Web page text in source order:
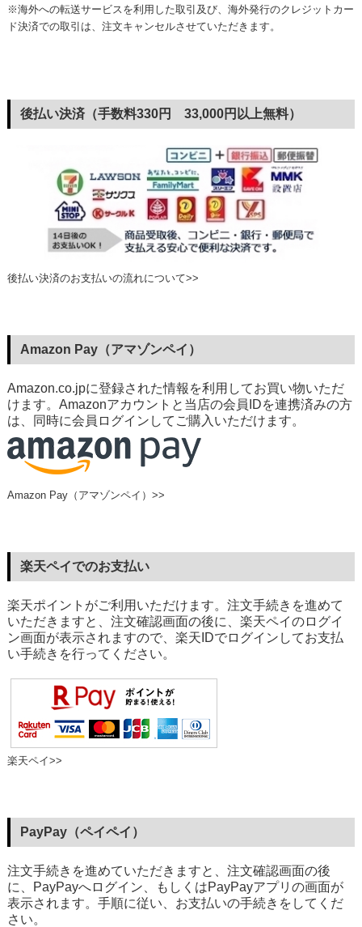
※海外への転送サービスを利用した取引及び、海外発行のクレジットカー
ド決済での取引は、注文キャンセルさせていただきます。
後払い決済（手数料330円 33,000円以上無料）
後払い決済のお支払いの流れについて>>
Amazon Pay（アマゾンペイ）
Amazon.co.jpに登録された情報を利用してお買い物いただ
けます。Amazonアカウントと当店の会員IDを連携済みの方
は、同時に会員ログインしてご購入いただけます。
Amazon Pay（アマゾンペイ）>>
楽天ペイでのお支払い
楽天ポイントがご利用いただけます。注文手続きを進めて
いただきますと、注文確認画面の後に、楽天ペイのログイ
ン画面が表示されますので、楽天IDでログインしてお支払
い手続きを行ってください。
楽天ペイ>>
PayPay（ペイペイ）
注文手続きを進めていただきますと、注文確認画面の後
に、PayPayへログイン、もしくはPayPayアプリの画面が
表示されます。手順に従い、お支払いの手続きをしてくだ
さい。